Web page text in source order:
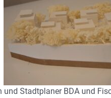
und Stadtplaner BDA und